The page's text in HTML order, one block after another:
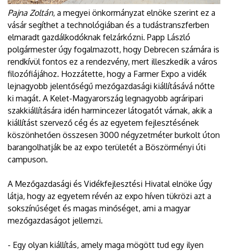
Pajna Zoltán, a megyei önkormányzat elnöke szerint ez a
vásár segíthet a technológiában és a tudástranszferben
elmaradt gazdálkodóknak felzárkózni. Papp László
polgármester úgy fogalmazott, hogy Debrecen számára is
rendkívül fontos ez a rendezvény, mert illeszkedik a város
filozófiájához. Hozzátette, hogy a Farmer Expo a vidék
lejnagyobb jelentőségű mezőgazdasági kiállításává nőtte
ki magát. A Kelet-Magyarország legnagyobb agráripari
szakkiállítására idén harmincezer látogatót várnak, akik a
kiállítást szervező cég és az egyetem fejlesztésének
köszönhetően összesen 3000 négyzetméter burkolt úton
barangolhatják be az expo területét a Böszörményi úti
campuson.
A Mezőgazdasági és Vidékfejlesztési Hivatal elnöke úgy
látja, hogy az egyetem révén az expo híven tükrözi azt a
sokszínűséget és magas minőséget, ami a magyar
mezőgazdaságot jellemzi.
- Egy olyan kiállítás, amely maga mögött tud egy ilyen